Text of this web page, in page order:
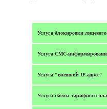
Услуга блокировки лицевого
Услуга СМС-
Услуга "внешний IP-адрес"
Услуга смены тарифного